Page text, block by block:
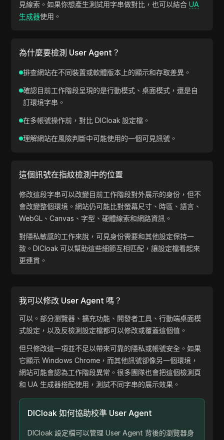
見線索。如果你想產生測試用字串做對比，也可以結合UA
生成器使用。
為什麼要檢測 User Agent？
排查網站在不同裝置或軟體版本上的顯示和存取差異。
確認目前工作階段呈現的是行動模式、桌面模式，還是自
訂環境字串。
在多帳號操作前，對比 DICloak 設定檔。
理解網站在風險判斷中可能使用的一個可見訊號。
這個訊號在指紋檢測中的位置
修改這段字串可以改變目前工作階段對外展示的身份，但不
會改變整個環境。網站仍可能比對螢幕尺寸、時區、語言、
WebGL、Canvas、字型、硬體線索和網路資訊。
對隱私敏感的工作來說，可見身份需要和其他設定保持一
致。DICloak 可以幫助這些細節互相匹配，讓設定檔看起來
更連貫。
我可以修改 User Agent 嗎？
可以。部分瀏覽器、擴充功能、開發者工具、行動端桌面模
式設定，以及反檢測設定檔都可以修改或覆蓋這個值。
但只修改這一項並不足以帶來可靠的隱私或帳號安全。如果
它顯示 Windows Chrome，而其他訊號卻像另一個環境，
網站可能會認為工作階段異常。很多團隊也會把這個檢測頁
和 UA 生成器搭配使用，測試不同字串的展示效果。
DICloak 如何協助校準 User Agent
DICloak 設定檔可以管理 User Agent 背後的瀏覽器身